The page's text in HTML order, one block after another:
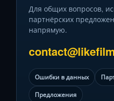
Для общих вопросов,
партнёрских
напрямую.
Ошибки в данных
Предложения